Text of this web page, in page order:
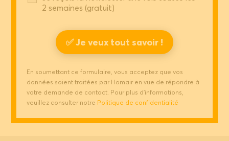
2 semaines (gratuit)
En soumettant ce formulaire, vous acceptez que vos
données soient traitées par Homair en vue de répondre à
votre demande de contact. Pour plus d'informations,
veuillez consulter notre Politique de confidentialité